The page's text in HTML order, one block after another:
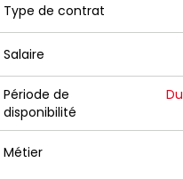
Type de contrat
Type de contrat
Salaire
Salaire
Période de disponibilité
Période de
disponibilité
Métier